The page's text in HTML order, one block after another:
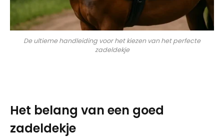
De ultieme handleiding voor het kiezen van het perfecte
zadeldekje
Het belang van een goed
zadeldekje